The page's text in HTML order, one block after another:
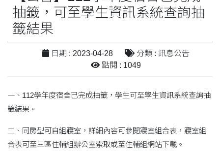
抽籤，可至學生資訊系統查詢抽
籤結果
日期 : 2023-04-28
分類 : 訊息公告
點閱 : 1049
一、112學年度宿舍已完成抽籤，學生可至學生資訊系統查詢抽
籤結果。
二、同房型可自組寢室，詳細內容可參閱寢室組合表，寢室組
合表可至三區住輔組辦公室索取或至住輔組網站下載。